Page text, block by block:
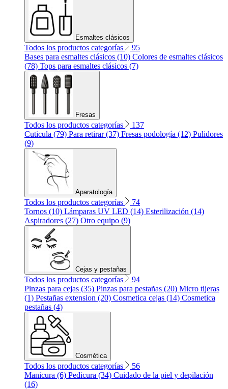
Esmaltes clásicos
Todos los productos categorías
95
Bases para esmaltes clásicos (10) Colores de esmaltes clásicos
(78) Tops para esmaltes clásicos (7)
Fresas
Todos los productos categorías
137
Cuticula (79) Para retirar (37) Fresas podología (12) Pulidores
(9)
Aparatología
Todos los productos categorías
74
Tornos (10) Lámparas UV LED (14) Esterilización (14)
Aspiradores (27) Otro equipo (9)
Cejas y pestañas
Todos los productos categorías
94
Pinzas para cejas (35) Pinzas para pestañas (20) Micro tijeras
(1) Pestañas extension (20) Cosmetica cejas (14) Cosmetica
pestañas (4)
Cosmética
Todos los productos categorías
56
Manicura (6) Pedicura (34) Cuidado de la piel y depilación
(16)